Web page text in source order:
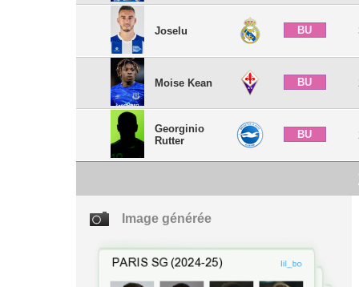
Joselu BU
Moise Kean BU
Georginio
Rutter
BU
Image générée